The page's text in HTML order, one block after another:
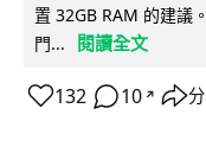
置 32GB RAM 的建議
門...
閱讀全文
132 10 ↗